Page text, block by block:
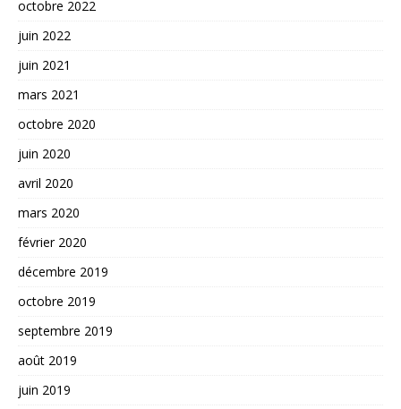
octobre 2022
juin 2022
juin 2021
mars 2021
octobre 2020
juin 2020
avril 2020
mars 2020
février 2020
décembre 2019
octobre 2019
septembre 2019
août 2019
juin 2019